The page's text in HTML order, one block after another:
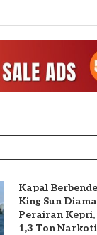
Kapal
King Sun
Perairan Kepri,
1,3 Ton